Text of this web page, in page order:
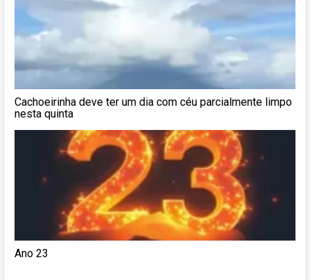
Cachoeirinha deve ter um dia com céu parcialmente limpo
nesta quinta
Ano 23